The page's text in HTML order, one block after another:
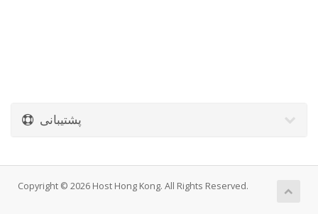
پشتیبانی
Copyright © 2026 Host Hong Kong. All Rights Reserved.